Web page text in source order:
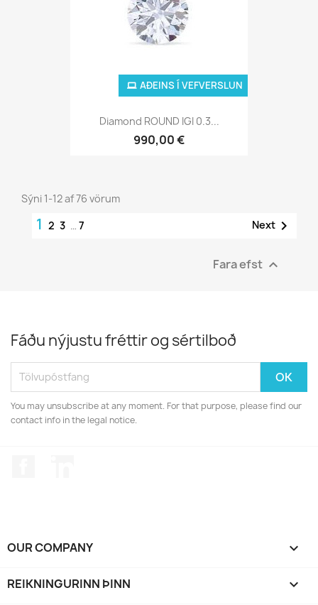
Diamond ROUND IGI 0.3...
990,00 €
AÐEINS Í VEFVERSLUN
Sýni 1-12 af 76 vörum
1 2 3 … 7 Next 
Fara efst 
Fáðu nýjustu fréttir og sértilboð
You may unsubscribe at any moment. For that purpose, please find our
contact info in the legal notice.
OUR COMPANY 
REIKNINGURINN ÞINN 